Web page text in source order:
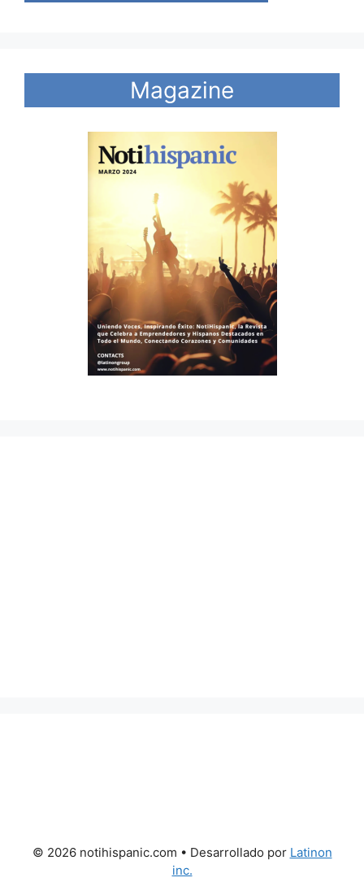
Magazine
© 2026 notihispanic.com • Desarrollado por Latinon
inc.